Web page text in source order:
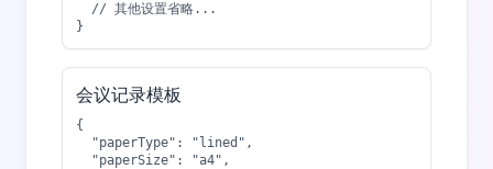
  // 其他设置省略...
}
会议记录模板
{
  "paperType": "lined",
  "paperSize": "a4",